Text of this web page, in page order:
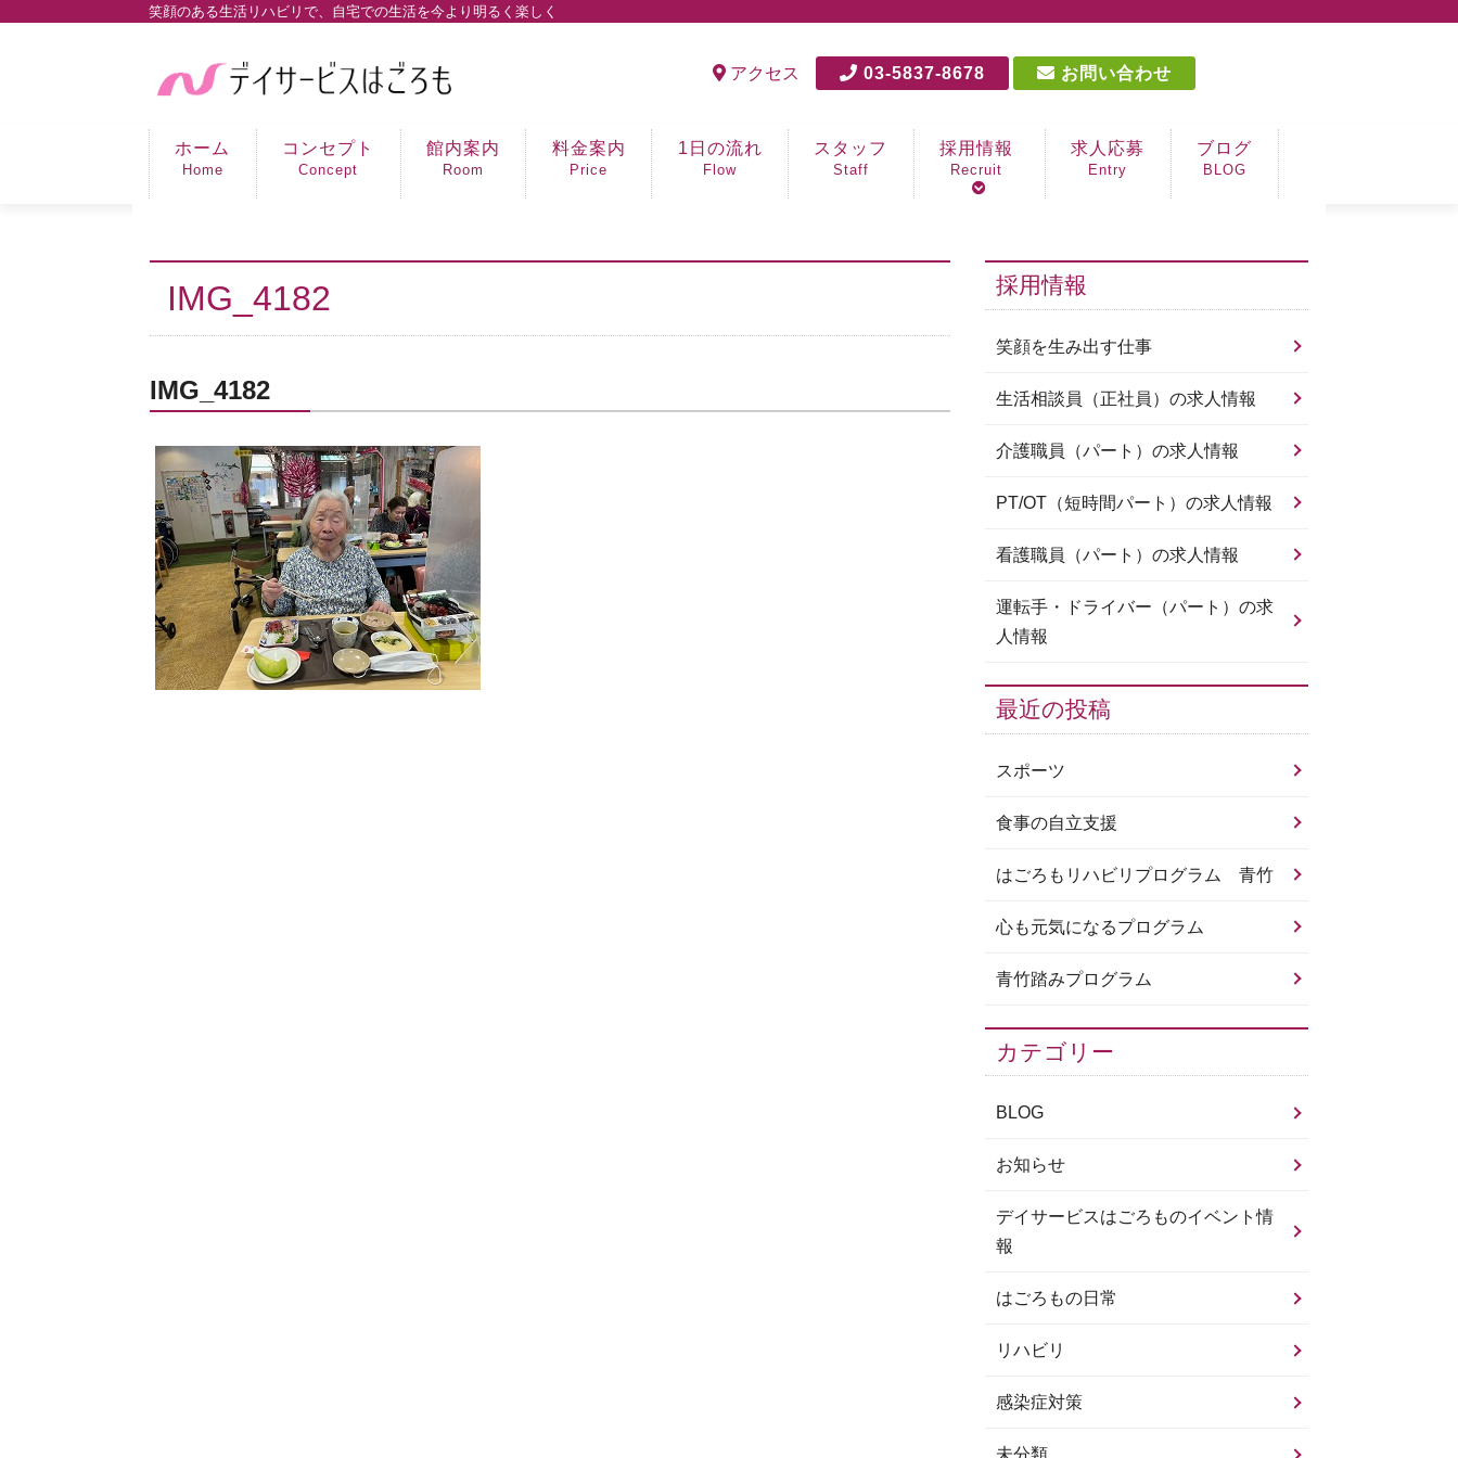
笑顔のある生活リハビリで、自宅での生活を今より明るく楽しく
アクセス 03-5837-8678 お問い合わせ
ホーム
Home
コンセプト
Concept
館内案内
Room
料金案内
Price
1日の流れ
Flow
スタッフ
Staff
採用情報
Recruit
求人応募
Entry
ブログ
BLOG
IMG_4182
IMG_4182
採用情報
笑顔を生み出す仕事
生活相談員（正社員）の求人情報
介護職員（パート）の求人情報
PT/OT（短時間パート）の求人情報
看護職員（パート）の求人情報
運転手・ドライバー（パート）の求
人情報
最近の投稿
スポーツ
食事の自立支援
はごろもリハビリプログラム 青竹
心も元気になるプログラム
青竹踏みプログラム
カテゴリー
BLOG
お知らせ
デイサービスはごろものイベント情
報
はごろもの日常
リハビリ
感染症対策